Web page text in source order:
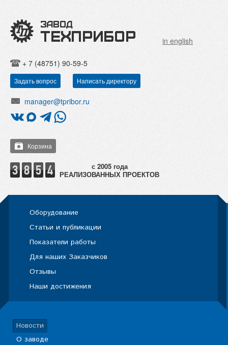
in english
+ 7 (48751) 90-59-5
Задать вопрос Написать директору
manager@tpribor.ru
Корзина
РЕАЛИЗОВАННЫХ ПРОЕКТОВ
Оборудование
Статьи и публикации
Показатели работы
Для наших Заказчиков
Отзывы
Наши достижения
Новости
О заводе